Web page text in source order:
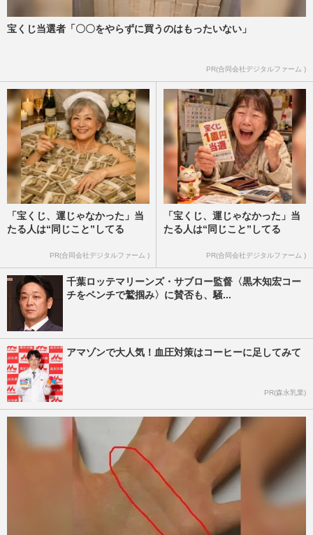
宝くじ当選者「〇〇をやらずに買うのはもったいない」
PR(合同会社デジタルファーム )
「宝くじ、運じゃなかった」当
たる人は“同じこと”してる
PR(合同会社デジタルファーム )
「宝くじ、運じゃなかった」当
たる人は“同じこと”してる
PR(合同会社デジタルファーム )
千葉ロッテマリーンズ・サブロー監督〈黒木知宏コー
チをベンチで鷲掴み〉に賛否も、騒...
アマゾンで大人気！血圧対策はコーヒーに足してみて
PR(森永乳業)